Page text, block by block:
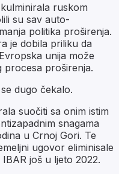
ruskom
su sav auto-
politika proširenja.
je dobila priliku da
unija može
procesa proširenja.
dugo čekalo.
suočiti sa onim istim
snagama
u Crnoj Gori. Te
ugovor eliminisale
još u ljeto 2022.